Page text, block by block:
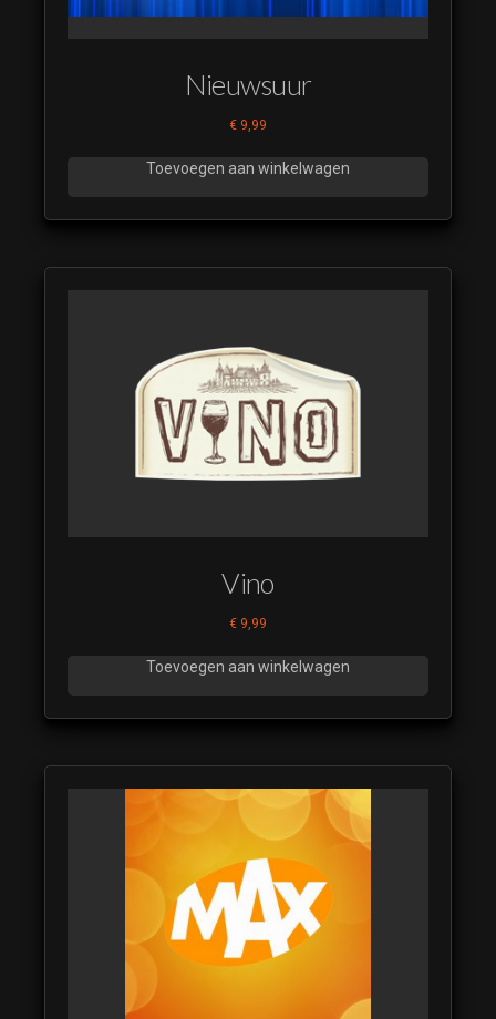
Nieuwsuur
€ 9,99
Toevoegen aan winkelwagen
Vino
€ 9,99
Toevoegen aan winkelwagen